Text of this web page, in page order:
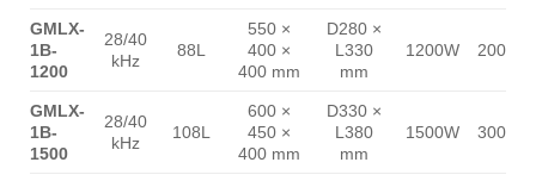
GMLX-
1B-
1200
28/40
kHz
88L
550 ×
400 ×
400 mm
D280 ×
L330
mm
1200W 2000W
GMLX-
1B-
1500
28/40
kHz
108L
600 ×
450 ×
400 mm
D330 ×
L380
mm
1500W 3000W